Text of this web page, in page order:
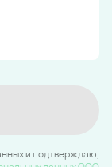
и подтверждаю,